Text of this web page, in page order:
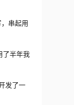
串起用
了半年我
发了一